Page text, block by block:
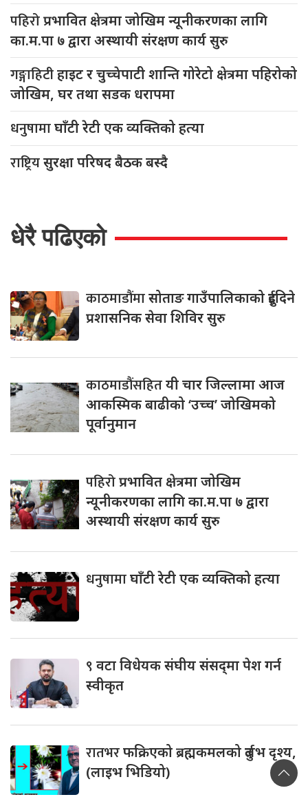
पहिरोप्रभावित क्षेत्रमा जोखिम न्यूनीकरणका लागि
का.म.पा ७ द्वारा अस्थायी संरक्षण कार्य सुरु
गङ्गाहिटीहाइट र चुच्चेपाटी शान्ति गोरेटो क्षेत्रमा पहिरोको
जोखिम, घर तथा सडक धरापमा
धनुषामाघाँटी रेटी एक व्यक्तिको हत्या
राष्ट्रियसुरक्षा परिषद बैठक बस्दै
धेरै पढिएको
काठमाडौंमासोताङ गाउँपालिकाको दुईदिने
प्रशासनिक सेवा शिविर सुरु
काठमाडौंसहितयी चार जिल्लामा आज
आकस्मिक बाढीको ‘उच्च’ जोखिमको
पूर्वानुमान
पहिरोप्रभावित क्षेत्रमा जोखिम
न्यूनीकरणका लागि का.म.पा ७ द्वारा
अस्थायी संरक्षण कार्य सुरु
धनुषामाघाँटी रेटी एक व्यक्तिको हत्या
९ वटा विधेयक संघीय संसद्‌मा पेश गर्न
स्वीकृत
रातभरफक्रिएको ब्रह्मकमलको दुर्लभ दृश्य,
(लाइभ भिडियो)